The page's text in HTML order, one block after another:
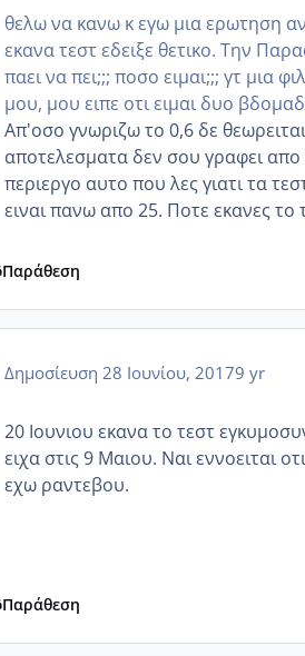
θελω να κανω κ εγω μια ερωτηση
εκανα τεστ εδειξε θετικο. Την
παει να πει;;; ποσο ειμαι;;; γτ μια
μου, μου ειπε οτι ειμαι δυο
Απ'οσο γνωριζω το 0,6 δε
αποτελεσματα δεν σου γραφει απο
περιεργο αυτο που λες γιατι τα
ειναι πανω απο 25. Ποτε εκανες το
Παράθεση
Δημοσίευση 28 Ιουνίου, 20179 yr
20 Ιουνιου εκανα το τεστ
ειχα στις 9 Μαιου. Ναι εννοειται
εχω ραντεβου.
Παράθεση